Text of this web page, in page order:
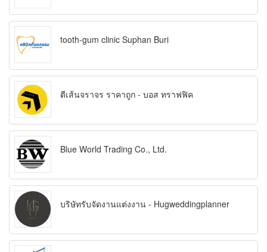
tooth-gum clinic Suphan Buri
ตีเส้นจราจร ราคาถูก - บอส ทราฟฟิค
Blue World Trading Co., Ltd.
บริษัทรับจัดงานแต่งงาน - Hugweddingplanner